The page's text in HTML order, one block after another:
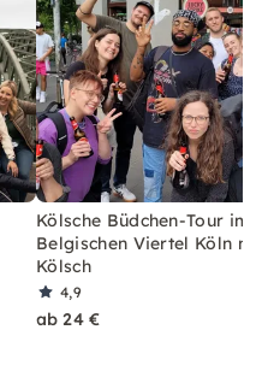
Kölsche Büdchen-Tour im
Belgischen Viertel Köln
Kölsch
4,9
ab 24 €